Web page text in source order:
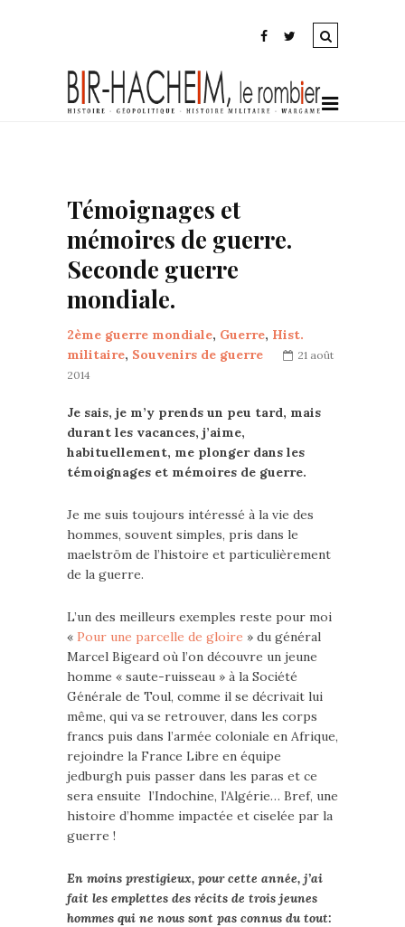
Témoignages et
mémoires de guerre.
Seconde guerre
mondiale.
2ème guerre mondiale, Guerre, Hist.
militaire, Souvenirs de guerre
21 août
2014
Je sais, je m’y prends un peu tard, mais
durant les vacances, j’aime,
habituellement, me plonger dans les
témoignages et mémoires de guerre.
Je me suis toujours intéressé à la vie des
hommes, souvent simples, pris dans le
maelström de l’histoire et particulièrement
de la guerre.
L’un des meilleurs exemples reste pour moi
« Pour une parcelle de gloire » du général
Marcel Bigeard où l’on découvre un jeune
homme « saute-ruisseau » à la Société
Générale de Toul, comme il se décrivait lui
même, qui va se retrouver, dans les corps
francs puis dans l’armée coloniale en Afrique,
rejoindre la France Libre en équipe
jedburgh puis passer dans les paras et ce
sera ensuite l’Indochine, l’Algérie… Bref, une
histoire d’homme impactée et ciselée par la
guerre !
En moins prestigieux, pour cette année, j’ai
fait les emplettes des récits de trois jeunes
hommes qui ne nous sont pas connus du tout: